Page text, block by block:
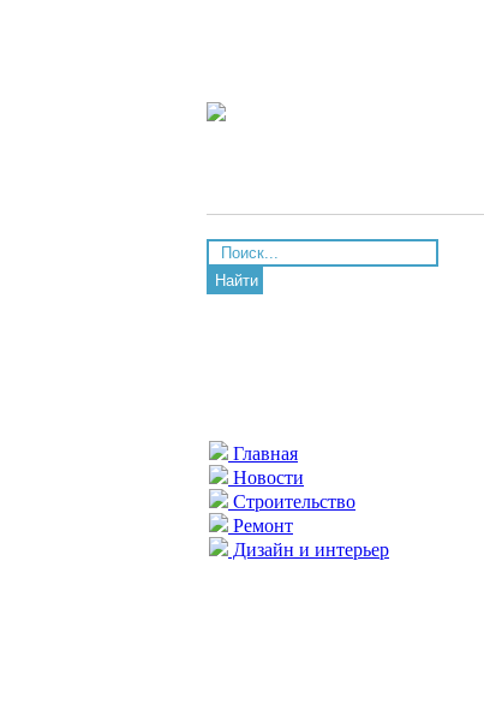
Найти
Главная
Новости
Строительство
Ремонт
Дизайн и интерьер